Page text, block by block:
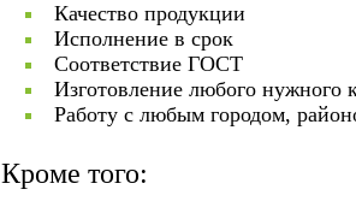
Качество продукции
Исполнение в срок
Соответствие ГОСТ
Изготовление любого нужного
Работу с любым городом,
Кроме того: